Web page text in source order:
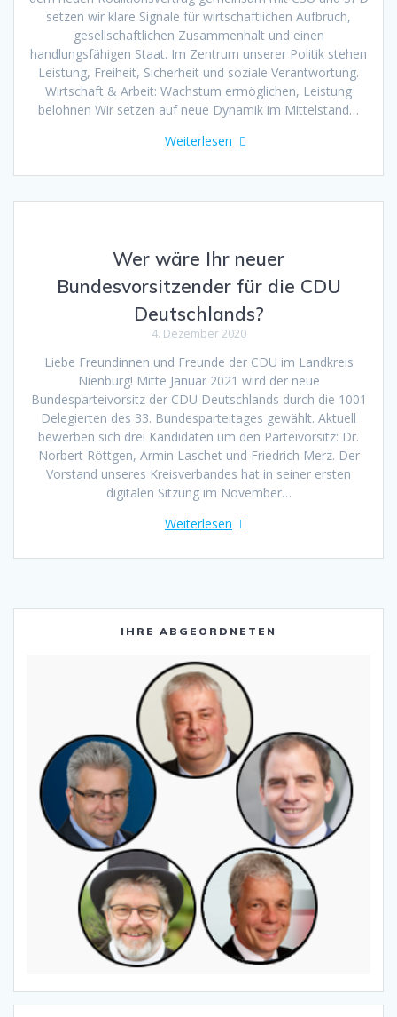
setzen wir klare Signale für wirtschaftlichen Aufbruch,
gesellschaftlichen Zusammenhalt und einen
handlungsfähigen Staat. Im Zentrum unserer Politik stehen
Leistung, Freiheit, Sicherheit und soziale Verantwortung.
Wirtschaft & Arbeit: Wachstum ermöglichen, Leistung
belohnen Wir setzen auf neue Dynamik im Mittelstand…
Weiterlesen
Wer wäre Ihr neuer
Bundesvorsitzender für die CDU
Deutschlands?
4. Dezember 2020
Liebe Freundinnen und Freunde der CDU im Landkreis
Nienburg! Mitte Januar 2021 wird der neue
Bundesparteivorsitz der CDU Deutschlands durch die 1001
Delegierten des 33. Bundesparteitages gewählt. Aktuell
bewerben sich drei Kandidaten um den Parteivorsitz: Dr.
Norbert Röttgen, Armin Laschet und Friedrich Merz. Der
Vorstand unseres Kreisverbandes hat in seiner ersten
digitalen Sitzung im November…
Weiterlesen
IHRE ABGEORDNETEN